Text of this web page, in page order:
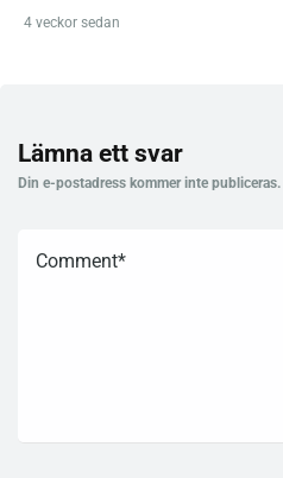
4 veckor sedan
Lämna ett svar
Din e-postadress kommer inte publiceras.